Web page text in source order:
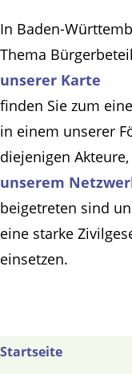
In Baden-
Thema
unserer Karte
finden Sie zum
in einem unserer
diejenigen
unserem
beigetreten sind
eine starke
einsetzen.
Startseite